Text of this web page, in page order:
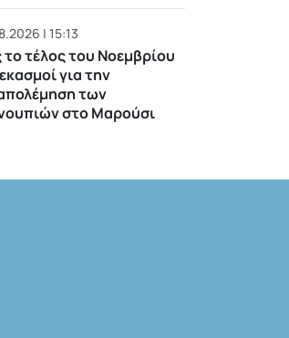
| 15:13
τέλος του Νοεμβρίου
για την
των
στο Μαρούσι